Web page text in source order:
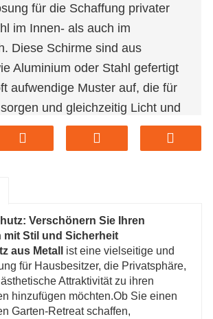
für die Schaffung privater
im Innen- als auch im
Diese Schirme sind aus
Aluminium oder Stahl gefertigt
aufwendige Muster auf, die für
und gleichzeitig Licht und
Ideal für Gärten, Terrassen,
als Raumteiler, Metall-Sichtschutz
und erfordern nur minimale
optische Attraktivität und
Raums zu verbessern.
Verschönern Sie Ihren
mit Stil und Sicherheit
aus Metall
ist eine vielseitige und
für Hausbesitzer, die Privatsphäre,
Attraktivität zu ihren
hinzufügen möchten.Ob Sie einen
Garten-Retreat schaffen,